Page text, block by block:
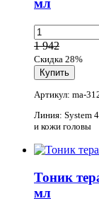
мл
1 942
Скидка 28%
Артикул: ma-
Линия: System 4
и кожи головы
Тоник
мл